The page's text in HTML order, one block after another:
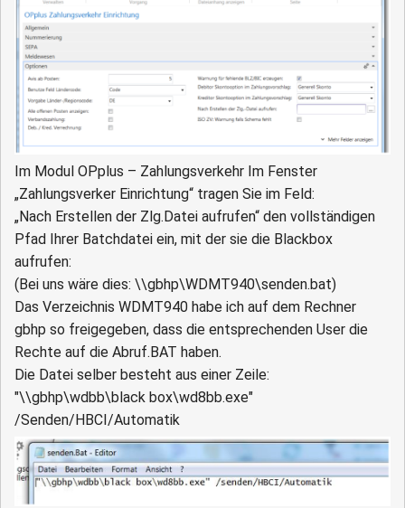
Im Modul OPplus – Zahlungsverkehr Im Fenster
„Zahlungsverker Einrichtung“ tragen Sie im Feld:
„Nach Erstellen der Zlg.Datei aufrufen“ den vollständigen
Pfad Ihrer Batchdatei ein, mit der sie die Blackbox
aufrufen:
(Bei uns wäre dies: \\gbhp\WDMT940\senden.bat)
Das Verzeichnis WDMT940 habe ich auf dem Rechner
gbhp so freigegeben, dass die entsprechenden User die
Rechte auf die Abruf.BAT haben.
Die Datei selber besteht aus einer Zeile:
"\\gbhp\wdbb\black box\wd8bb.exe"
/Senden/HBCI/Automatik